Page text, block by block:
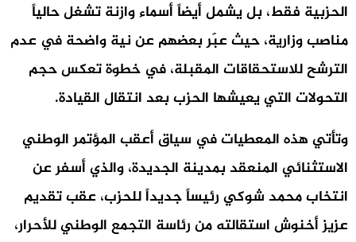
الحزبية فقط، بل يشمل أيضاً أسماء وازنة تشغل حالياً
مناصب وزارية، حيث عبّر بعضهم عن نية واضحة في عدم
الترشح للاستحقاقات المقبلة، في خطوة تعكس حجم
التحولات التي يعيشها الحزب بعد انتقال القيادة.
وتأتي هذه المعطيات في سياق أعقب المؤتمر الوطني
الاستثنائي المنعقد بمدينة الجديدة، والذي أسفر عن
انتخاب محمد شوكي رئيساً جديداً للحزب، عقب تقديم
عزيز أخنوش استقالته من رئاسة التجمع الوطني للأحرار،